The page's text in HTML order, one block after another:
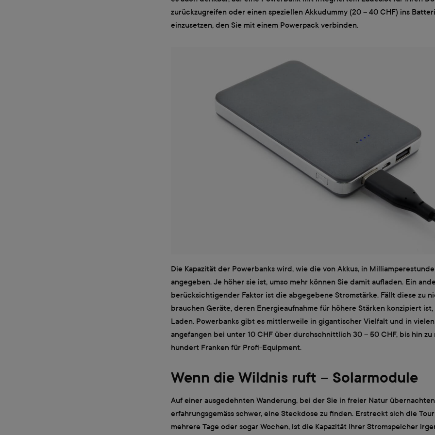
zurückzugreifen oder einen speziellen Akkudummy (20 – 40 CHF) ins
einzusetzen, den Sie mit einem Powerpack verbinden.
Die Kapazität der Powerbanks wird, wie die von Akkus, in
angegeben. Je höher sie ist, umso mehr können Sie damit aufladen. Ein
berücksichtigender Faktor ist die abgegebene Stromstärke. Fällt diese zu
brauchen Geräte, deren Energieaufnahme für höhere Stärken konzipiert ist,
Laden. Powerbanks gibt es mittlerweile in gigantischer Vielfalt und in
angefangen bei unter 10 CHF über durchschnittlich 30 – 50 CHF, bis hin zu
hundert Franken für Profi-Equipment.
Wenn die Wildnis ruft – Solarmodule
Auf einer ausgedehnten Wanderung, bei der Sie in freier Natur
erfahrungsgemäss schwer, eine Steckdose zu finden. Erstreckt sich die
mehrere Tage oder sogar Wochen, ist die Kapazität Ihrer Stromspeicher